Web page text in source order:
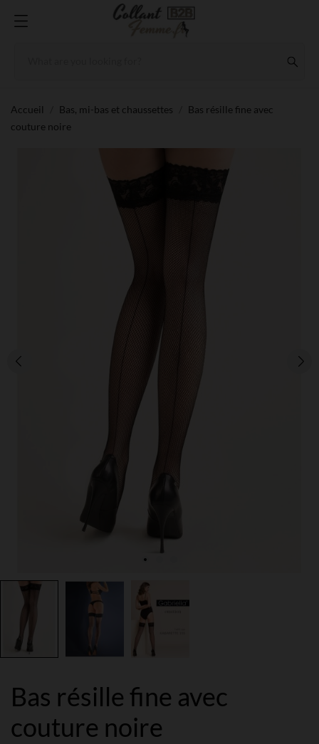
Accueil Bas, mi-bas et chaussettes
Bas résille fine avec
couture noire
Bas résille fine avec
couture noire